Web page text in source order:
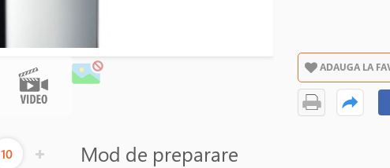
ADAUGA LA
10 Mod de preparare